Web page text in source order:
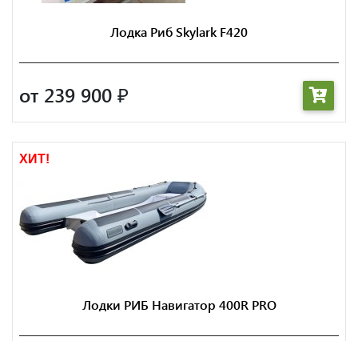
Лодка Риб Skylark F420
от 239 900 ₽
ХИТ!
Лодки РИБ Навигатор 400R PRO